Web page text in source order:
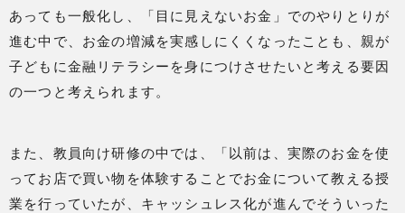
あっても一般化し、「目に見えないお金」でのやりとりが
進む中で、お金の増減を実感しにくくなったことも、親が
子どもに金融リテラシーを身につけさせたいと考える要因
の一つと考えられます。
また、教員向け研修の中では、「以前は、実際のお金を使
ってお店で買い物を体験することでお金について教える授
業を行っていたが、キャッシュレス化が進んでそういった